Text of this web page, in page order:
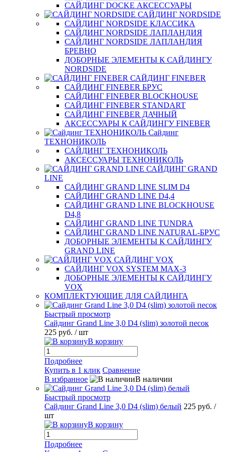
САЙДИНГ DOCKE АКСЕССУАРЫ
САЙДИНГ NORDSIDE
САЙДИНГ NORDSIDE КЛАССИКА
САЙДИНГ NORDSIDE ЛАПЛАНДИЯ
САЙДИНГ NORDSIDE ЛАПЛАНДИЯ
БРЕВНО
ДОБОРНЫЕ ЭЛЕМЕНТЫ К САЙДИНГУ
NORDSIDE
САЙДИНГ FINEBER
САЙДИНГ FINEBER БРУС
САЙДИНГ FINEBER BLOCKHOUSE
САЙДИНГ FINEBER STANDART
САЙДИНГ FINEBER ДАЧНЫЙ
АКСЕССУАРЫ К САЙДИНГУ FINEBER
Сайдинг
ТЕХНОНИКОЛЬ
САЙДИНГ ТЕХНОНИКОЛЬ
АКСЕССУАРЫ ТЕХНОНИКОЛЬ
САЙДИНГ GRAND
LINE
САЙДИНГ GRAND LINE SLIM D4
САЙДИНГ GRAND LINE D4,4
САЙДИНГ GRAND LINE BLOCKHOUSE
D4,8
САЙДИНГ GRAND LINE TUNDRA
САЙДИНГ GRAND LINE NATURAL-БРУС
ДОБОРНЫЕ ЭЛЕМЕНТЫ К САЙДИНГУ
GRAND LINE
САЙДИНГ VOX
САЙДИНГ VOX SYSTEM MAX-3
ДОБОРНЫЕ ЭЛЕМЕНТЫ К САЙДИНГУ
VOX
КОМПЛЕКТУЮЩИЕ ДЛЯ САЙДИНГА
Быстрый просмотр
Сайдинг Grand Line 3,0 D4 (slim) золотой песок
225 руб. / шт
В корзину
Подробнее
Купить в 1 клик Сравнение
В избранное
В наличии
Быстрый просмотр
Сайдинг Grand Line 3,0 D4 (slim) белый 225 руб. /
шт
В корзину
Подробнее